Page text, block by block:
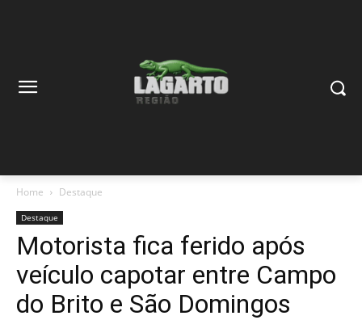
Home Destaque
Destaque
Motorista fica ferido após
veículo capotar entre Campo
do Brito e São Domingos